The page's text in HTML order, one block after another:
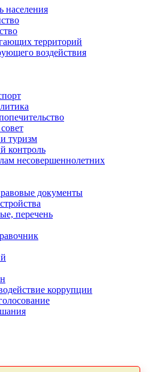
населения
территорий
воздействия
туризм
контроль
несовершеннолетних
документы
перечень
коррупции